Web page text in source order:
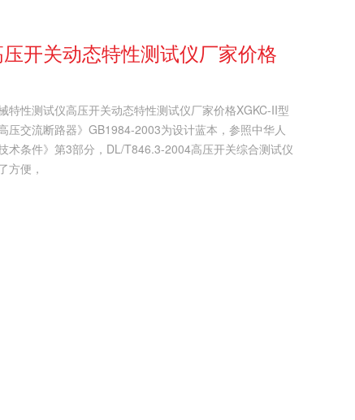
开关动态特性测试仪厂家价格
性测试仪高压开关动态特性测试仪厂家价格XGKC-II型
压交流断路器》GB1984-2003为设计蓝本，参照中华人
术条件》第3部分，DL/T846.3-2004高压开关综合测试仪
方便，